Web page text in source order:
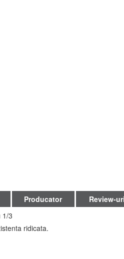
1/3
ridicata.
Producator Review-